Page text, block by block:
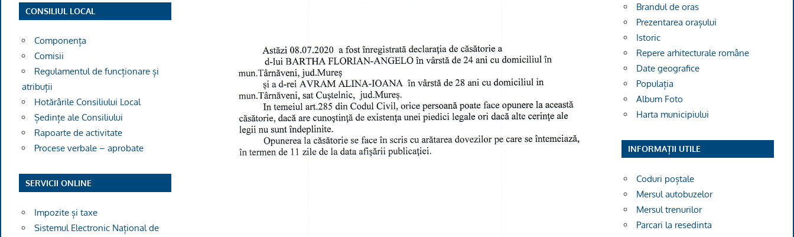
CONSILIUL LOCAL
Componența
Comisii
Regulamentul de funcționare și
atribuții
Hotărârile Consiliului Local
Ședințe ale Consiliului
Rapoarte de activitate
Procese verbale – aprobate
SERVICII ONLINE
Impozite și taxe
Sistemul Electronic Național de
Brandul de oras
Prezentarea orașului
Istoric
Repere arhitecturale române
Date geografice
Populația
Album Foto
Harta municipiului
INFORMAȚII UTILE
Coduri poștale
Mersul autobuzelor
Mersul trenurilor
Parcari la resedinta